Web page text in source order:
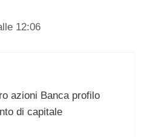
12:06
azioni Banca profilo
di capitale